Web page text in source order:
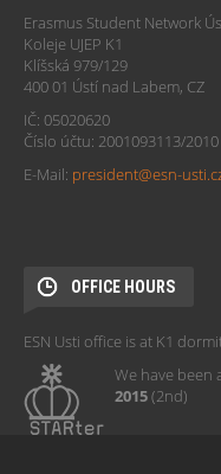
Erasmus Student Network
Koleje UJEP K1
Klíšská 979/129
400 01 Ústí nad Labem, CZ
IČ: 05020620
Číslo účtu: 2001093113/2010
E-Mail: president@esn-
OFFICE HOURS
ESN Usti office is at K1
We have been
2015(2nd)